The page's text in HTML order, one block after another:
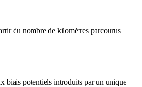
du nombre de kilomètres parcourus
biais potentiels introduits par un unique